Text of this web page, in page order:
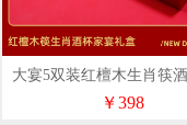
大宴5双装红檀木生肖筷
礼盒送客户私人定制
￥398